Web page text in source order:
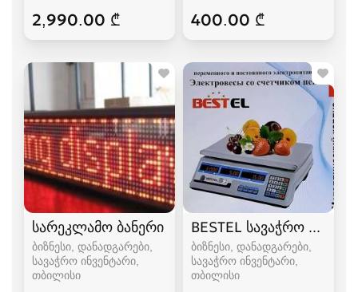
2,990.00 ₾ 400.00 ₾
სარეკლამო ბანერი
ბიზნესი, დანადგარები,
სავაჭრო ინვენტარი
თბილისი
BESTEL სავაჭრო
ბიზნესი, დანადგარები,
სავაჭრო ინვენტარი
თბილისი